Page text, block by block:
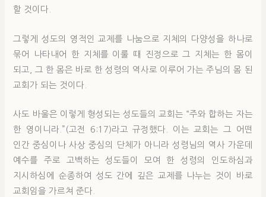
할 것이다.
그렇게 성도의 영적인 교제를 나눔으로 지체의 다양성을 하나로
묶어 나타내어 한 지체를 이룰 때 진정으로 그 지체는 한 몸이
되고, 그 한 몸은 바로 한 성령의 역사로 이루어 가는 주님의 몸 된
교회가 되는 것이다.
사도 바울은 이렇게 형성되는 성도들의 교회는 “주와 합하는 자는
한 영이니라.”(고전 6:17)라고 규정했다. 이는 교회는 그 어떤
인간 중심이나 사상 중심의 단체가 아니라 성령님의 역사 가운데
예수를 주로 고백하는 성도들이 모여 한 성령의 인도하심과
지시하심에 순종하여 성도 간에 깊은 교제를 나누는 것이 바로
교회임을 가르쳐 준다.